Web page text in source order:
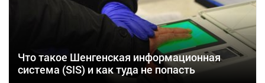
Что такое Шенгенская информационная
система (SIS) и как туда не попасть